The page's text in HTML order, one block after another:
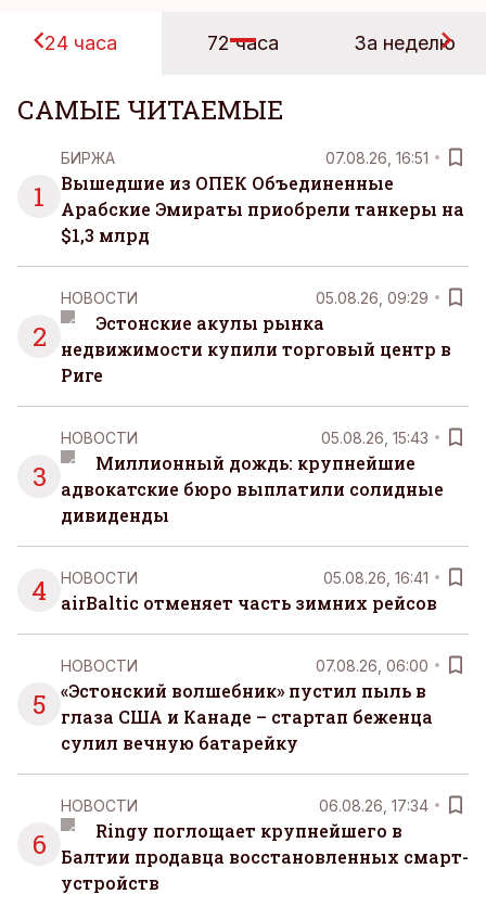
24 часа 72 часа За неделю
САМЫЕ ЧИТАЕМЫЕ
1
БИРЖА 07.08.26, 16:51
Вышедшие из ОПЕК Объединенные
Арабские Эмираты приобрели танкеры на
$1,3 млрд
2
НОВОСТИ 05.08.26, 09:29
Эстонские акулы рынка
недвижимости купили торговый центр в
Риге
3
НОВОСТИ 05.08.26, 15:43
Миллионный дождь: крупнейшие
адвокатские бюро выплатили солидные
дивиденды
4 НОВОСТИ 05.08.26, 16:41
airBaltic отменяет часть зимних рейсов
5
НОВОСТИ 07.08.26, 06:00
«Эстонский волшебник» пустил пыль в
глаза США и Канаде – стартап беженца
сулил вечную батарейку
6
НОВОСТИ 06.08.26, 17:34
Ringy поглощает крупнейшего в
Балтии продавца восстановленных смарт-
устройств